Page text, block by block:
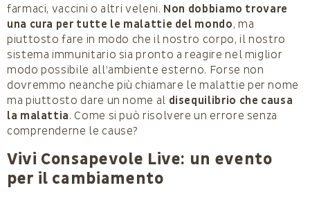
farmaci, vaccini o altri veleni. Non dobbiamo trovare
una cura per tutte le malattie del mondo, ma
piuttosto fare in modo che il nostro corpo, il nostro
sistema immunitario sia pronto a reagire nel miglior
modo possibile all’ambiente esterno. Forse non
dovremmo neanche più chiamare le malattie per nome
ma piuttosto dare un nome al disequilibrio che causa
la malattia. Come si può risolvere un errore senza
comprenderne le cause?
Vivi Consapevole Live: un evento
per il cambiamento